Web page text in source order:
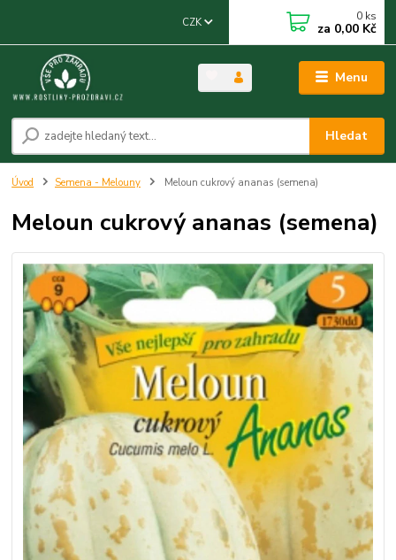
Menu
CZK
Hledat
0 ks
za 0,00 Kč
Úvod Semena - Melouny Meloun cukrový ananas (semena)
Meloun cukrový ananas (semena)